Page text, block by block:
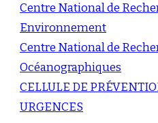
Centre National de
Environnement
Centre National de
Océanographiques
CELLULE DE
URGENCES